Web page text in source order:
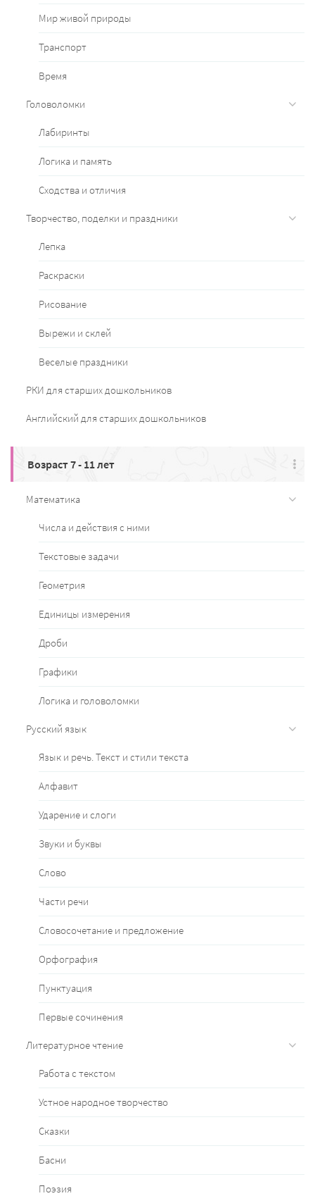
Мир живой природы
Транспорт
Время
Головоломки
Лабиринты
Логика и память
Сходства и отличия
Творчество, поделки и праздники
Лепка
Раскраски
Рисование
Вырежи и склей
Веселые праздники
РКИ для старших дошкольников
Английский для старших дошкольников
Возраст 7 - 11 лет
Математика
Числа и действия с ними
Текстовые задачи
Геометрия
Единицы измерения
Дроби
Графики
Логика и головоломки
Русский язык
Язык и речь. Текст и стили текста
Алфавит
Ударение и слоги
Звуки и буквы
Слово
Части речи
Словосочетание и предложение
Орфография
Пунктуация
Первые сочинения
Литературное чтение
Работа с текстом
Устное народное творчество
Сказки
Басни
Поэзия